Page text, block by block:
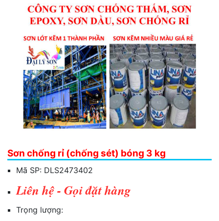
Sơn chống rỉ (chống sét) bóng 3 kg
Mã SP: DLS2473402
Liên hệ - Gọi đặt hàng
Trọng lượng: